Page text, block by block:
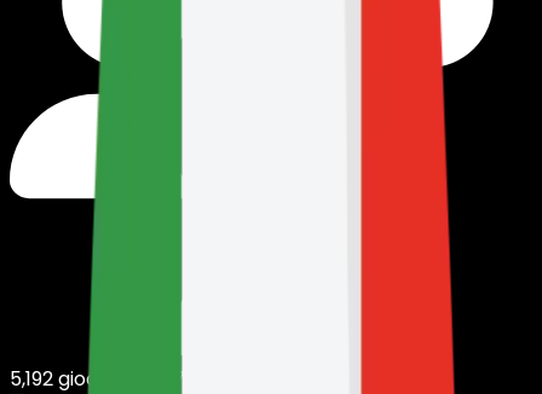
5,192giocatori su 7,361